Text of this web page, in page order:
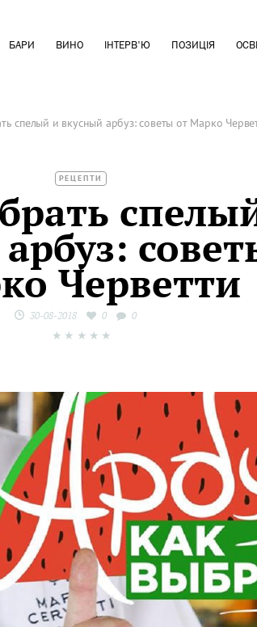
БАРИ ВИНО ІНТЕРВ'Ю ПОЗИЦІЯ
спелый и вкусный арбуз: советы от Марко
РЕЦЕПТИ
Черветти
30-08-2018 0 0
★
★
★
★
★